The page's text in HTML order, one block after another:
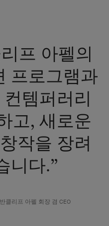
프 아펠의
프로그램과
템퍼러리
고, 새로운
작을 장려
니다.”
클리프 아펠 회장 겸 CEO